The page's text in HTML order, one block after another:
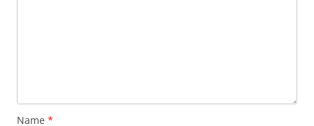
Name *